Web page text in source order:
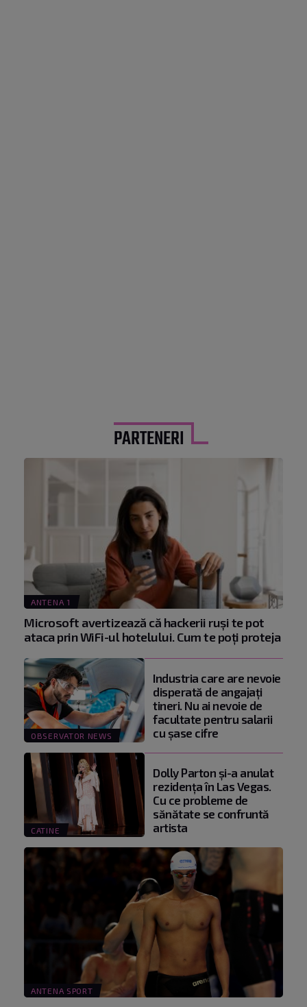
PARTENERI
ANTENA 1
Microsoft avertizează că hackerii ruși te pot
ataca prin WiFi-ul hotelului. Cum te poți proteja
OBSERVATOR NEWS
Industria care are nevoie
disperată de angajaţi
tineri. Nu ai nevoie de
facultate pentru salarii
cu şase cifre
CATINE
Dolly Parton și-a anulat
rezidența în Las Vegas.
Cu ce probleme de
sănătate se confruntă
artista
ANTENA SPORT